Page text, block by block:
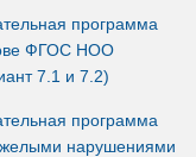
программа
ФГОС НОО
7.1 и 7.2)
программа
нарушениями